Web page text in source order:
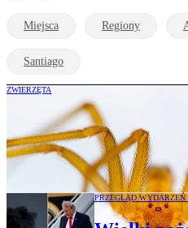
Miejsca Regiony
Santiago
ZWIERZĘTA
Jadowity pająk
Europy. Zamieszkał
wędrować
PRZEGLĄD WYDARZEŃ